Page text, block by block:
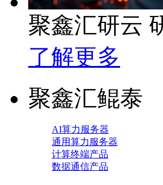
聚鑫汇研云
了解更多
聚鑫汇鲲泰
AI算力服务器
通用算力服务器
计算终端产品
数据通信产品